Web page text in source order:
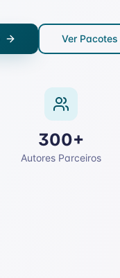
Ver Pacotes
300+
Autores Parceiros